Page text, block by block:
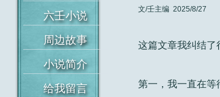
首页
文/壬主编 2025/8/27
这篇文章我纠结了
第一，我一直在等